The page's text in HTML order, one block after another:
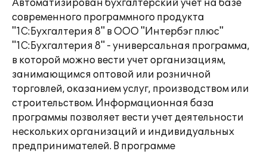
Автоматизирован бухгалтерский учет на базе
современного программного продукта
"1С:Бухгалтерия 8" в ООО "Интербэг плюс"
"1С:Бухгалтерия 8" - универсальная программа,
в которой можно вести учет организациям,
занимающимся оптовой или розничной
торговлей, оказанием услуг, производством или
строительством. Информационная база
программы позволяет вести учет деятельности
нескольких организаций и индивидуальных
предпринимателей. В программе